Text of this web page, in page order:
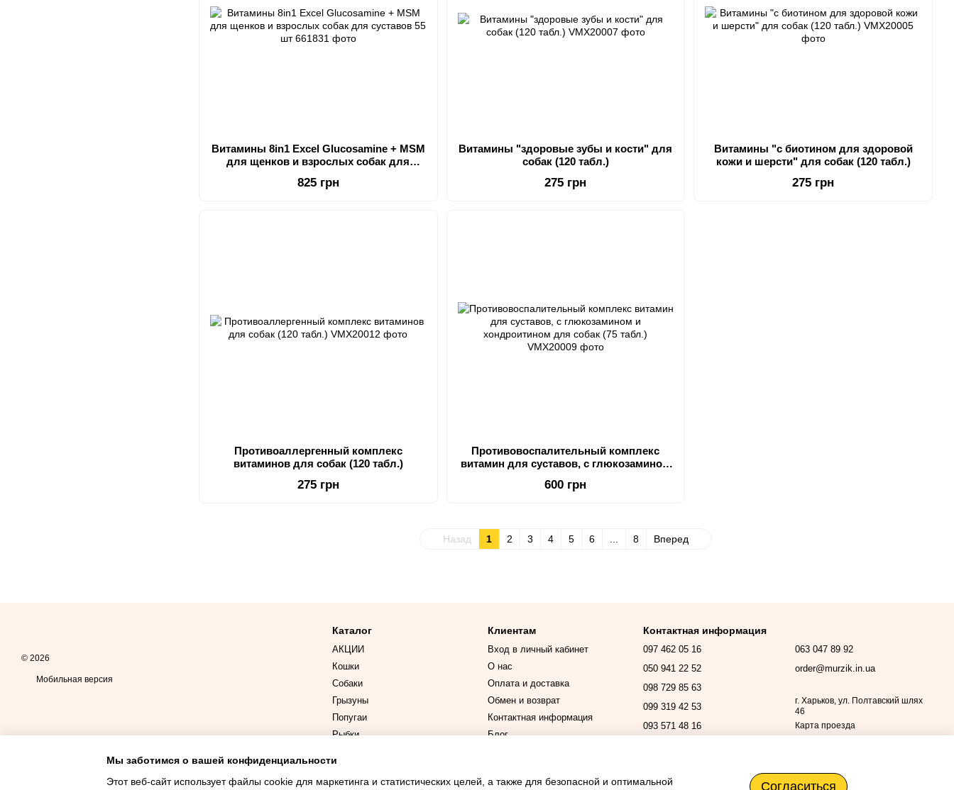
Витамины 8in1 Excel Glucosamine + MSM
для щенков и взрослых собак для
825 грн
Витамины "здоровые зубы и кости" для
собак (120 табл.)
275 грн
Витамины "с биотином для здоровой
кожи и шерсти" для собак (120 табл.)
275 грн
Противоаллергенный комплекс
витаминов для собак (120 табл.)
275 грн
Противовоспалительный комплекс
витамин для суставов, с глюкозамином
600 грн
Назад 1 2 3 4 5 6 8 Вперед
© 2026
Мобильная версия
Каталог
АКЦИИ
Кошки
Собаки
Грызуны
Попугаи
Рыбки
Клиентам
Вход в личный кабинет
О нас
Оплата и доставка
Обмен и возврат
Контактная информация
Блог
Контактная информация
097 462 05 16
050 941 22 52
098 729 85 63
099 319 42 53
093 571 48 16
063 047 89 92
order@murzik.in.ua
г. Харьков, ул. Полтавский шлях
46
Карта проезда
Мы заботимся о вашей конфиденциальности
Этот веб-сайт использует файлы cookie для маркетинга и статистических целей, а также для безопасной и оптимальной
Согласиться